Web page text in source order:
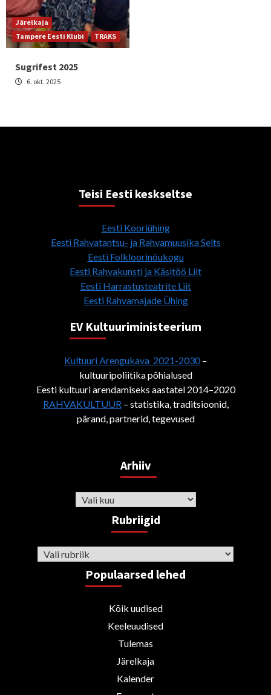
Järelkaja
Tampere Eesti Klubi
TRAKS
Sugrifest 2025
6. okt. 2025
Teisi Eesti keskseltse
Eesti Kooriühing
Eesti Rahvatantsu- ja Rahvamuusika Selts
Eesti Folkloorinõukogu
Eesti Rahvakunsti ja Käsitöö Liit
Eesti Harrastusteatrite Liit
Eesti Rahvamajade Ühing
EV Kultuuriministeerium
Kultuuri Arengukava 2021-2030–
kultuuripoliitika põhialused
Eesti kultuuri arendamiseks aastatel 2014–2020
RAHVAKULTUUR– statistika, traditsioonid,
pärand, partnerid, tegevused
Arhiiv
Arhiiv
Rubriigid
Rubriigid
Populaarsed lehed
Kõik uudised
Keeleuudised
Tulemas
Järelkaja
Kalender